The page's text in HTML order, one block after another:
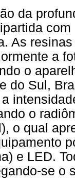
da
As
a
o
do Sul,
o
o qual
e LED.
se o